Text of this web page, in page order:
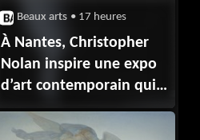
Beaux arts • 17 heures
À Nantes, Christopher
Nolan inspire une expo
d’art contemporain qui
redessine un
autre monde